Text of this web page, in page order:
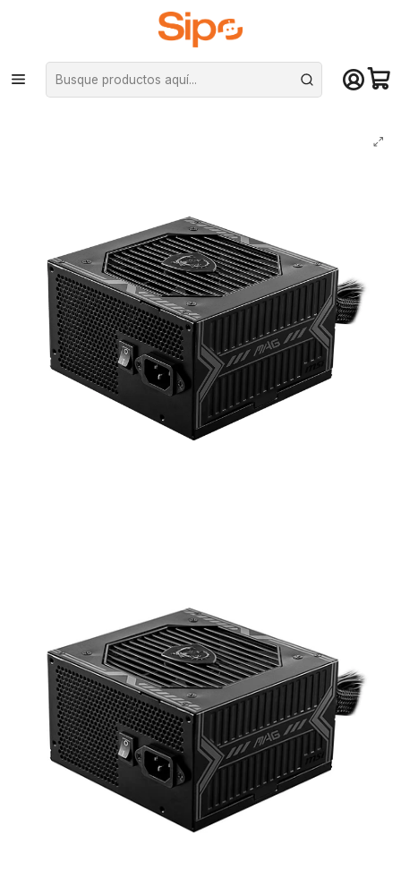
¡Compra hasta mediodía y recibe hoy! De lunes a sábado en el gran
Santiago. Envío gratis desde $29.990
Inicio Componentes PC Fuentes de Poder Certificadas
Fuente de Poder 650W MSI MAG A650BN, 80+ Bronze, Active PFC